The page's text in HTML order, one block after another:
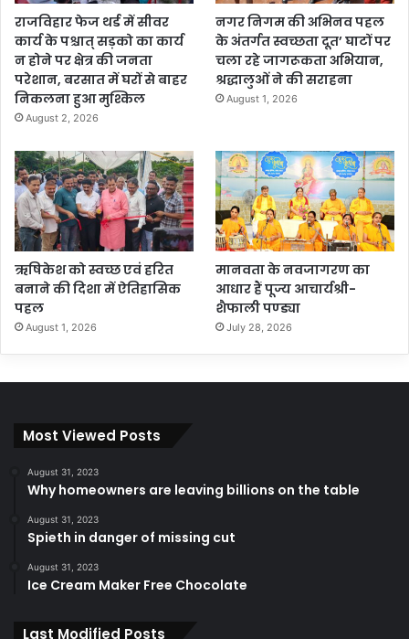
राजविहार फेज थर्ड में सीवर
कार्य के पश्चात् सड़को का कार्य
न होने पर क्षेत्र की जनता
परेशान, बरसात में घरों से बाहर
निकलना हुआ मुश्किल
August 2, 2026
नगर निगम की अभिनव पहल
के अंतर्गत स्वच्छता दूत’ घाटों पर
चला रहे जागरूकता अभियान,
श्रद्धालुओं ने की सराहना
August 1, 2026
ऋषिकेश को स्वच्छ एवं हरित
बनाने की दिशा में ऐतिहासिक
पहल
August 1, 2026
मानवता के नवजागरण का
आधार हैं पूज्य आचार्यश्री-
शैफाली पण्ड्या
July 28, 2026
Most Viewed Posts
August 31, 2023
Why homeowners are leaving billions on the table
August 31, 2023
Spieth in danger of missing cut
August 31, 2023
Ice Cream Maker Free Chocolate
Last Modified Posts